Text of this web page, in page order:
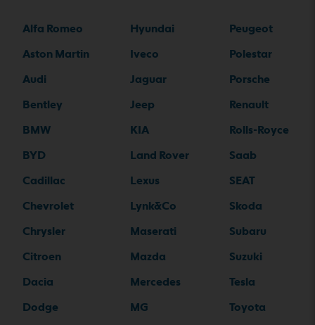
Alfa Romeo
Aston Martin
Audi
Bentley
BMW
BYD
Cadillac
Chevrolet
Chrysler
Citroen
Dacia
Dodge
Hyundai
Iveco
Jaguar
Jeep
KIA
Land Rover
Lexus
Lynk&Co
Maserati
Mazda
Mercedes
MG
Peugeot
Polestar
Porsche
Renault
Rolls-Royce
Saab
SEAT
Skoda
Subaru
Suzuki
Tesla
Toyota